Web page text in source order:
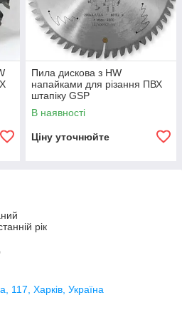
Пила дискова з HW
напайками для різання ПВХ
штапіку GSP
В наявності
Ціну уточнюйте
рік
117, Харків, Україна